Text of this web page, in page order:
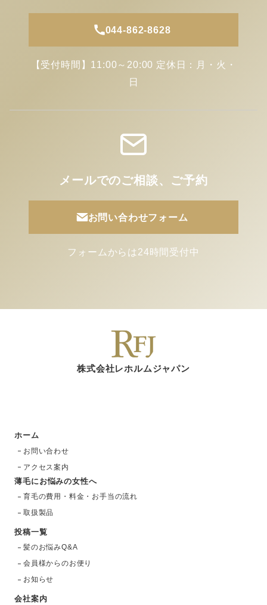
044-862-8628
【受付時間】11:00～20:00 定休日：月・火・
日
メールでのご相談、ご予約
お問い合わせフォーム
フォームからは24時間受付中
株式会社レホルムジャパン
ホーム
お問い合わせ
アクセス案内
薄毛にお悩みの女性へ
育毛の費用・料金・お手当の流れ
取扱製品
投稿一覧
髪のお悩みQ&A
会員様からのお便り
お知らせ
会社案内